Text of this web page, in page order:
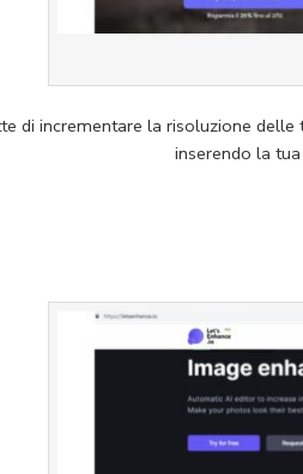
di incrementare la risoluzione
inserendo la